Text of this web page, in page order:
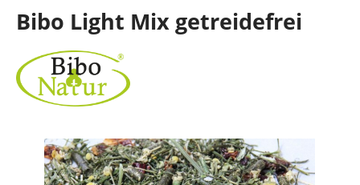
Bibo Light Mix getreidefrei
Bildergalerie überspringen